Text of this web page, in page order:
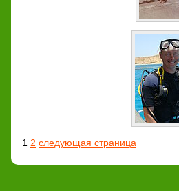
1 2 следующая страница